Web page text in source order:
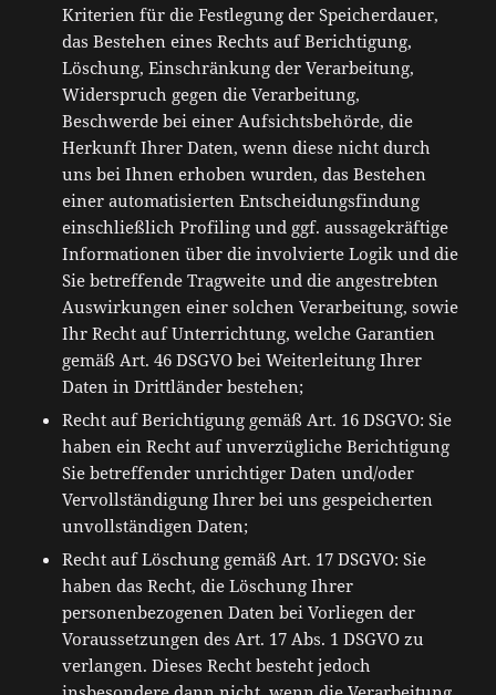
Kriterien für die Festlegung der Speicherdauer,
das Bestehen eines Rechts auf Berichtigung,
Löschung, Einschränkung der Verarbeitung,
Widerspruch gegen die Verarbeitung,
Beschwerde bei einer Aufsichtsbehörde, die
Herkunft Ihrer Daten, wenn diese nicht durch
uns bei Ihnen erhoben wurden, das Bestehen
einer automatisierten Entscheidungsfindung
einschließlich Profiling und ggf. aussagekräftige
Informationen über die involvierte Logik und die
Sie betreffende Tragweite und die angestrebten
Auswirkungen einer solchen Verarbeitung, sowie
Ihr Recht auf Unterrichtung, welche Garantien
gemäß Art. 46 DSGVO bei Weiterleitung Ihrer
Daten in Drittländer bestehen;
Recht auf Berichtigung gemäß Art. 16 DSGVO: Sie
haben ein Recht auf unverzügliche Berichtigung
Sie betreffender unrichtiger Daten und/oder
Vervollständigung Ihrer bei uns gespeicherten
unvollständigen Daten;
Recht auf Löschung gemäß Art. 17 DSGVO: Sie
haben das Recht, die Löschung Ihrer
personenbezogenen Daten bei Vorliegen der
Voraussetzungen des Art. 17 Abs. 1 DSGVO zu
verlangen. Dieses Recht besteht jedoch